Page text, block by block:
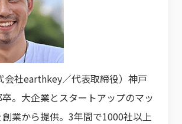
会社earthkey／代表取締役）神戸
。大企業とスタートアップのマッ
業から提供。3年間で1000社以上